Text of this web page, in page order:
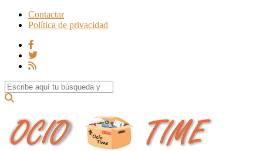
Contactar
Política de privacidad
Search for: